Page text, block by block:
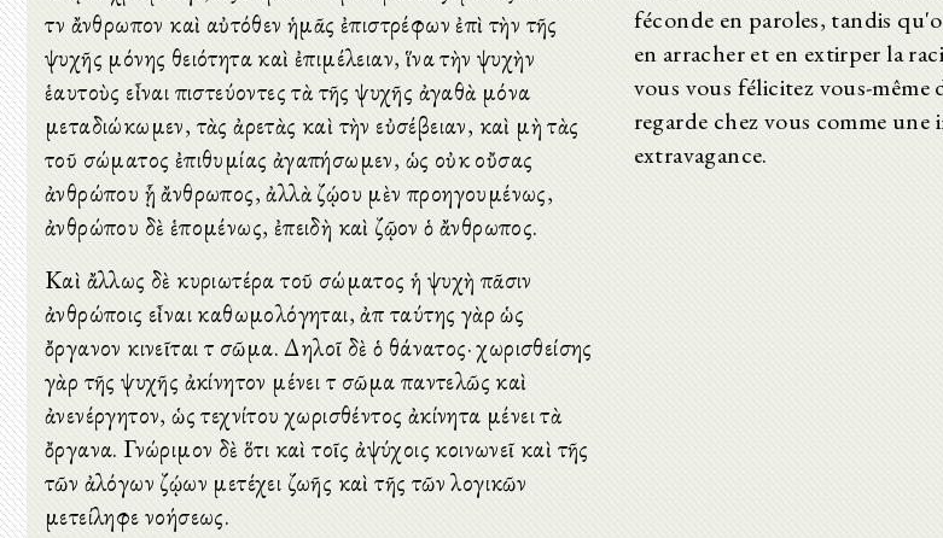
τὸν ἄνθρωπον καὶ αὐτόθεν ἡμᾶς ἐπιστρέφων ἐπὶ τὴν τῆς
ψυχῆς μόνης θειότητα καὶ ἐπιμέλειαν, ἵνα τὴν ψυχὴν
ἑαυτοὺς εἶναι πιστεύοντες τὰ τῆς ψυχῆς ἀγαθὰ μόνα
μεταδιώκωμεν, τὰς ἀρετὰς καὶ τὴν εὐσέβειαν, καὶ μὴ τὰς
τοῦ σώματος ἐπιθυμίας ἀγαπήσωμεν, ὡς οὐκ οὔσας
ἀνθρώπου ᾗ ἄνθρωπος, ἀλλὰ ζῴου μὲν προηγουμένως,
ἀνθρώπου δὲ ἑπομένως, ἐπειδὴ καὶ ζῷον ὁ ἄνθρωπος.
Καὶ ἄλλως δὲ κυριωτέρα τοῦ σώματος ἡ ψυχὴ πᾶσιν
ἀνθρώποις εἶναι καθωμολόγηται, ἀπὸ ταύτης γὰρ ὡς
ὄργανον κινεῖται τὸ σῶμα. Δηλοῖ δὲ ὁ θάνατος· χωρισθείσης
γὰρ τῆς ψυχῆς ἀκίνητον μένει τὸ σῶμα παντελῶς καὶ
ἀνενέργητον, ὡς τεχνίτου χωρισθέντος ἀκίνητα μένει τὰ
ὄργανα. Γνώριμον δὲ ὅτι καὶ τοῖς ἀψύχοις κοινωνεῖ καὶ τῆς
τῶν ἀλόγων ζῴων μετέχει ζωῆς καὶ τῆς τῶν λογικῶν
μετείληφε νοήσεως.
féconde en paroles, tandis
en arracher et en extirper la
vous vous félicitez vous-même
regarde chez vous comme
extravagance.